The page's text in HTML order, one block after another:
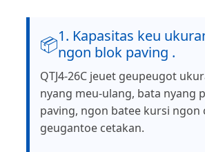
📦1. Kapasitas keu
ngon blok paving .
QTJ4-26C jeuet geupeugot
nyang meu-ulang, bata nyang
paving, ngon batee kursi ngon
geugantoe cetakan.